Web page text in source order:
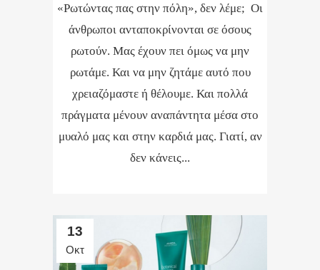
«Ρωτώντας πας στην πόλη», δεν λέμε; Οι
άνθρωποι ανταποκρίνονται σε όσους
ρωτούν. Μας έχουν πει όμως να μην
ρωτάμε. Και να μην ζητάμε αυτό που
χρειαζόμαστε ή θέλουμε. Και πολλά
πράγματα μένουν αναπάντητα μέσα στο
μυαλό μας και στην καρδιά μας. Γιατί, αν
δεν κάνεις...
13
Οκτ